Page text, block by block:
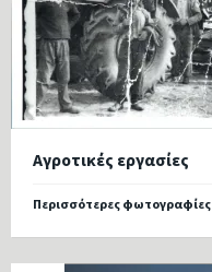
Αγροτικές εργασίες
Περισσότερες φωτογραφίες